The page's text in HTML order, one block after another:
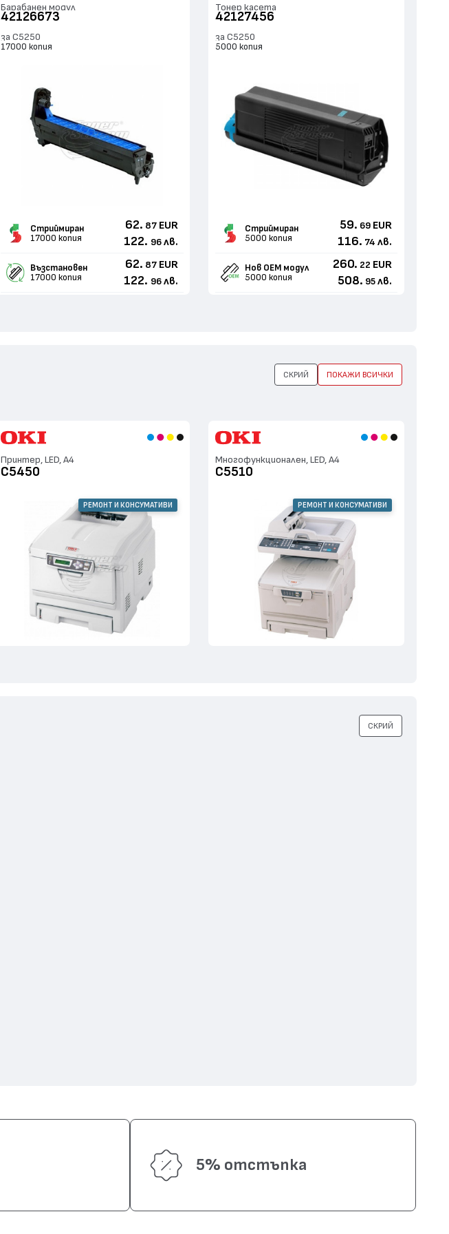
Барабанен модул
42126673
за C5250
17000 копия
Стриймиран
17000 копия
62. 87 EUR
122. 96 лв.
Възстановен
17000 копия
62. 87 EUR
122. 96 лв.
Тонер касета
42127456
за C5250
5000 копия
Стриймиран
5000 копия
59. 69 EUR
116. 74 лв.
Нов ОЕМ модул
5000 копия
260. 22 EUR
508. 95 лв.
Принтер, LED, А4
C5450
РЕМОНТ И КОНСУМАТИВИ
Многофункционален, LED, А4
C5510
РЕМОНТ И КОНСУМАТИВИ
СКРИЙ ПОКАЖИ ВСИЧКИ
СКРИЙ
5% отстъпка